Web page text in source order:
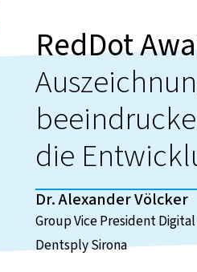
RedDot
die
Dr. Alexander Völcker
Group Vice President
Dentsply Sirona